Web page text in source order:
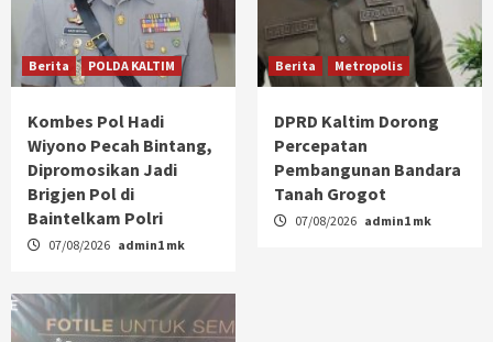
Berita POLDA KALTIM
Kombes Pol Hadi
Wiyono Pecah Bintang,
Dipromosikan Jadi
Brigjen Pol di
Baintelkam Polri
07/08/2026 admin1 mk
Berita Metropolis
DPRD Kaltim Dorong
Percepatan
Pembangunan Bandara
Tanah Grogot
07/08/2026 admin1 mk